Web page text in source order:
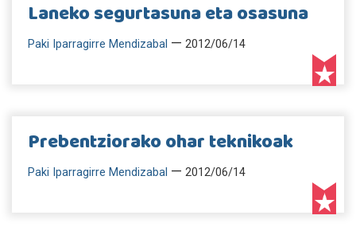
Laneko segurtasuna eta osasuna
Paki Iparragirre Mendizabal — 2012/06/14
Prebentziorako ohar teknikoak
Paki Iparragirre Mendizabal — 2012/06/14